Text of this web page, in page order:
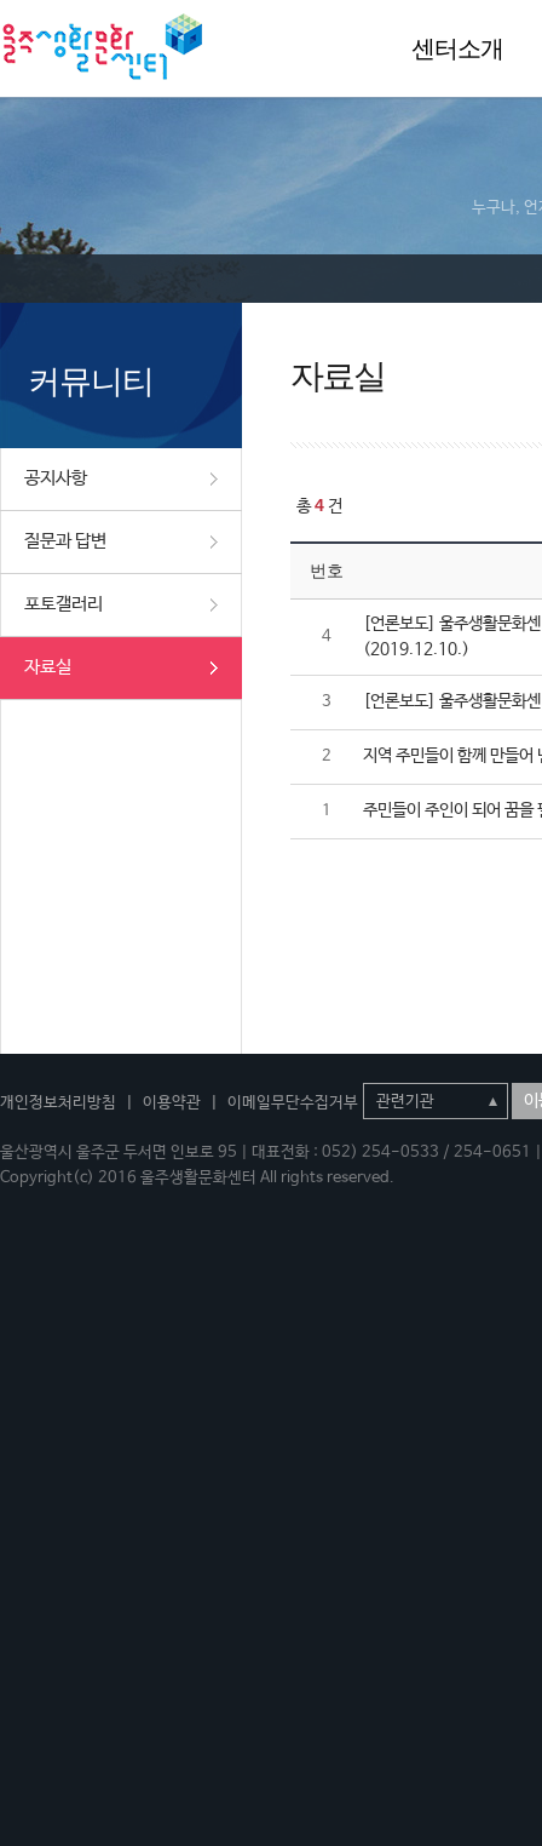
센터소개
누구나, 언
커뮤니티
공지사항
질문과 답변
포토갤러리
자료실
자료실
총4 건
번호
4
[언론보도] 울주생활문화
(2019.12.10.)
3 [언론보도] 울주생활문화
2 지역 주민들이 함께 만들
1 주민들이 주인이 되어 꿈
개인정보처리방침 이용약관 이메일무단수집거부 이
울산광역시 울주군 두서면 인보로 95 | 대표전화 : 052) 254-0533 / 254-
Copyright(c) 2016 울주생활문화센터 All rights reserved.